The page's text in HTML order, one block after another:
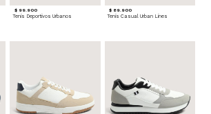
$ 99.900
Tenis Deportivos Urbanos
$ 89.900
Tenis Casual Urban Lines